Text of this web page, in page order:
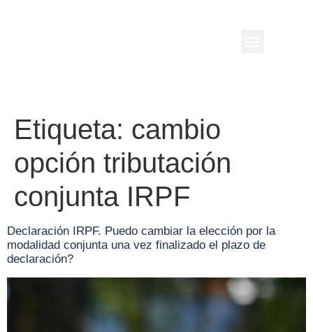
Etiqueta: cambio
opción tributación
conjunta IRPF
Declaración IRPF. Puedo cambiar la elección por la
modalidad conjunta una vez finalizado el plazo de
declaración?